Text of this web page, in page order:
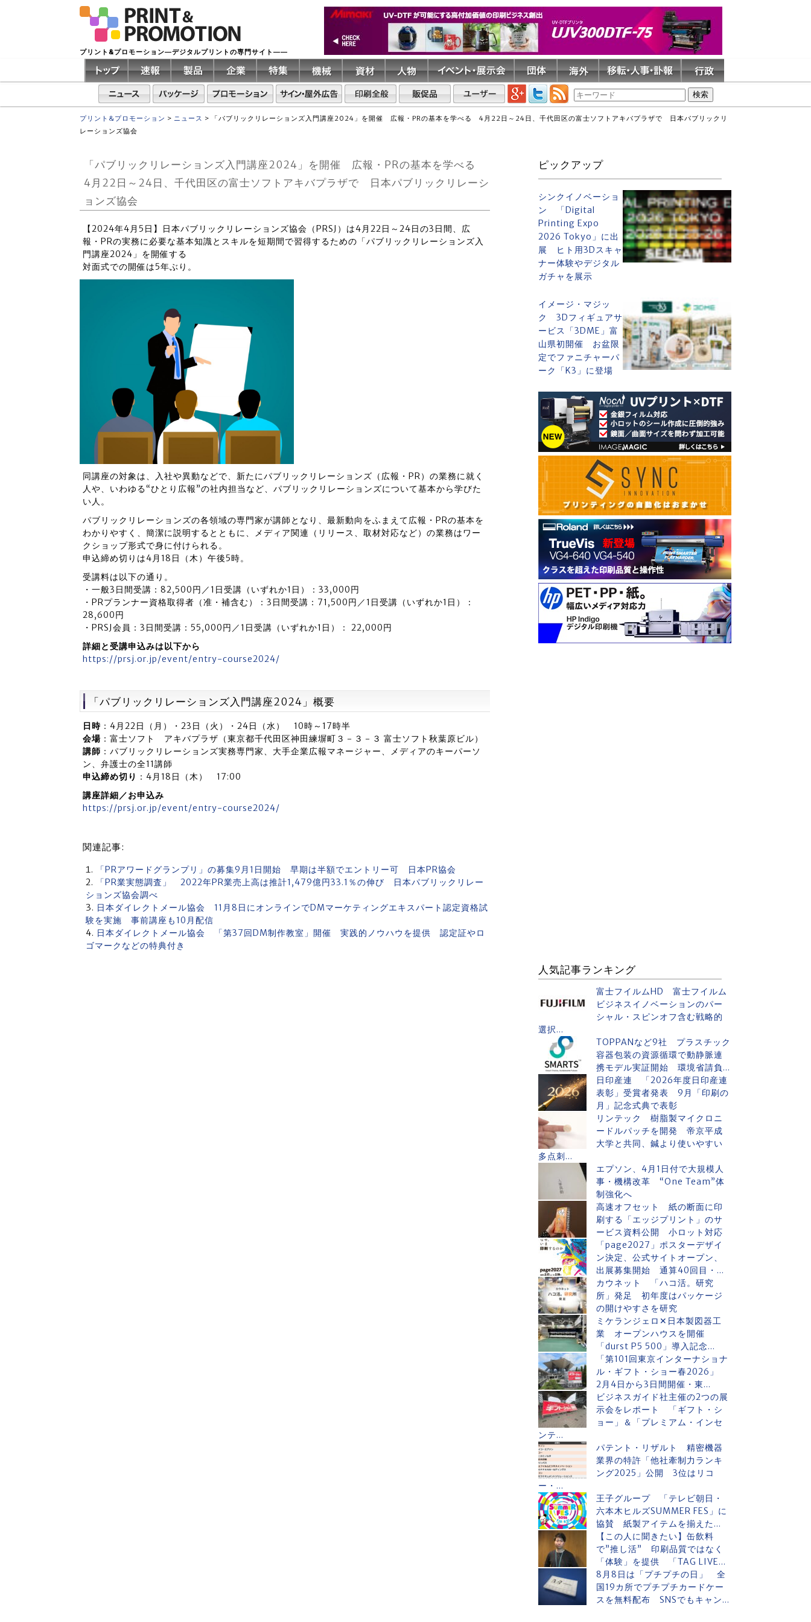
プリント&プロモーション―デジタルプリントの専門サイト――
プリント&プロモーション > ニュース >
「パブリックリレーションズ入門講座2024」を開催 広報・PRの基本を学べる 4月22日～24日、千代田区の富士ソフトアキバプラザで 日本パブリックリ
レーションズ協会
「パブリックリレーションズ入門講座2024」を開催 広報・PRの基本を学べる
4月22日～24日、千代田区の富士ソフトアキバプラザで 日本パブリックリレーシ
ョンズ協会
【2024年4月5日】日本パブリックリレーションズ協会（PRSJ）は4月22日～24日の3日間、広
報・PRの実務に必要な基本知識とスキルを短期間で習得するための「パブリックリレーションズ入
門講座2024」を開催する
対面式での開催は5年ぶり。
同講座の対象は、入社や異動などで、新たにパブリックリレーションズ（広報・PR）の業務に就く
人や、いわゆる“ひとり広報”の社内担当など、パブリックリレーションズについて基本から学びた
い人。
パブリックリレーションズの各領域の専門家が講師となり、最新動向をふまえて広報・PRの基本を
わかりやすく、簡潔に説明するとともに、メディア関連（リリース、取材対応など）の業務はワー
クショップ形式で身に付けられる。
申込締め切りは4月18日（木）午後5時。
受講料は以下の通り。
・一般3日間受講：82,500円／1日受講（いずれか1日）：33,000円
・PRプランナー資格取得者（准・補含む）：3日間受講：71,500円／1日受講（いずれか1日）：
28,600円
・PRSJ会員：3日間受講：55,000円／1日受講（いずれか1日）： 22,000円
詳細と受講申込みは以下から
https://prsj.or.jp/event/entry-course2024/
「パブリックリレーションズ入門講座2024」概要
日時 ：4月22日（月）・23日（火）・24日（水） 10時～17時半
会場 ：富士ソフト アキバプラザ（東京都千代田区神田練塀町３－３－３ 富士ソフト秋葉原ビル）
講師 ：パブリックリレーションズ実務専門家、大手企業広報マネージャー、メディアのキーパーソ
ン、弁護士の全11講師
申込締め切り ：4月18日（木） 17:00
講座詳細／お申込み
https://prsj.or.jp/event/entry-course2024/
関連記事:
「PRアワードグランプリ」の募集9月1日開始 早期は半額でエントリー可 日本PR協会
「PR業実態調査」 2022年PR業売上高は推計1,479億円33.1％の伸び 日本パブリックリレー
ションズ協会調べ
日本ダイレクトメール協会 11月8日にオンラインでDMマーケティングエキスパート認定資格試
験を実施 事前講座も10月配信
日本ダイレクトメール協会 「第37回DM制作教室」開催 実践的ノウハウを提供 認定証やロ
ゴマークなどの特典付き
ピックアップ
シンクイノベーショ
ン 「Digital
Printing Expo
2026 Tokyo」に出
展 ヒト用3Dスキャ
ナー体験やデジタル
ガチャを展示
イメージ・マジッ
ク 3Dフィギュアサ
ービス「3DME」富
山県初開催 お盆限
定でファニチャーパ
ーク「K3」に登場
人気記事ランキング
富士フイルムHD 富士フイルム
ビジネスイノベーションのパー
シャル・スピンオフ含む戦略的
選択...
TOPPANなど9社 プラスチック
容器包装の資源循環で動静脈連
携モデル実証開始 環境省請負...
日印産連 「2026年度日印産連
表彰」受賞者発表 9月「印刷の
月」記念式典で表彰
リンテック 樹脂製マイクロニ
ードルパッチを開発 帝京平成
大学と共同、鍼より使いやすい
多点刺...
エプソン、4月1日付で大規模人
事・機構改革 “One Team”体
制強化へ
高速オフセット 紙の断面に印
刷する「エッジプリント」のサ
ービス資料公開 小ロット対応
「page2027」ポスターデザイ
ン決定、公式サイトオープン、
出展募集開始 通算40回目・...
カウネット 「ハコ活。研究
所」発足 初年度はパッケージ
の開けやすさを研究
ミケランジェロ✕日本製図器工
業 オープンハウスを開催
「durst P5 500」導入記念...
「第101回東京インターナショナ
ル・ギフト・ショー春2026」
2月4日から3日間開催・東...
ビジネスガイド社主催の2つの展
示会をレポート 「ギフト・シ
ョー」＆「プレミアム・インセ
ンテ...
パテント・リザルト 精密機器
業界の特許「他社牽制力ランキ
ング2025」公開 3位はリコ
ー・...
王子グループ 「テレビ朝日・
六本木ヒルズSUMMER FES」に
協賛 紙製アイテムを揃えた...
【この人に聞きたい】缶飲料
で”推し活” 印刷品質ではなく
「体験」を提供 「TAG LIVE...
8月8日は「プチプチの日」 全
国19カ所でプチプチカードケー
スを無料配布 SNSでもキャン...